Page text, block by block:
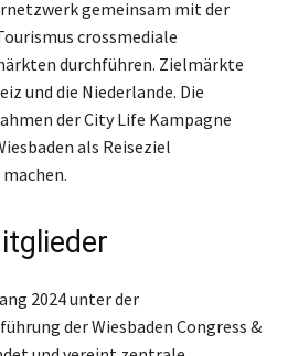
gemeinsam mit der
crossmediale
durchführen. Zielmärkte
und die Niederlande. Die
der City Life Kampagne
als Reiseziel
2024 unter der
der Wiesbaden Congress &